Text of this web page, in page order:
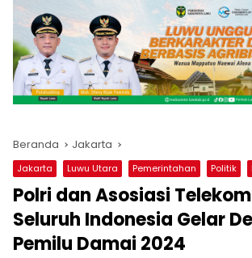
Beranda Jakarta
Jakarta Luwu Utara Pemerintahan Politik
Polri dan Asosiasi
Seluruh Indonesia Gelar
Pemilu Damai 2024